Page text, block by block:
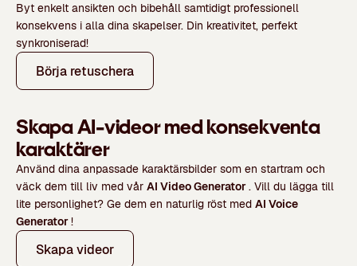
Byt enkelt ansikten och bibehåll samtidigt professionell
konsekvens i alla dina skapelser. Din kreativitet, perfekt
synkroniserad!
Börja retuschera
Skapa AI-videor med konsekventa
karaktärer
Använd dina anpassade karaktärsbilder som en startram och
väck dem till liv med vår AI Video Generator. Vill du lägga till
lite personlighet? Ge dem en naturlig röst med AI Voice
Generator!
Skapa videor